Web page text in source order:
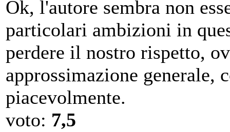
Ok, l'autore sembra non
particolari ambizioni in
perdere il nostro rispetto,
approssimazione generale,
piacevolmente.
voto: 7,5